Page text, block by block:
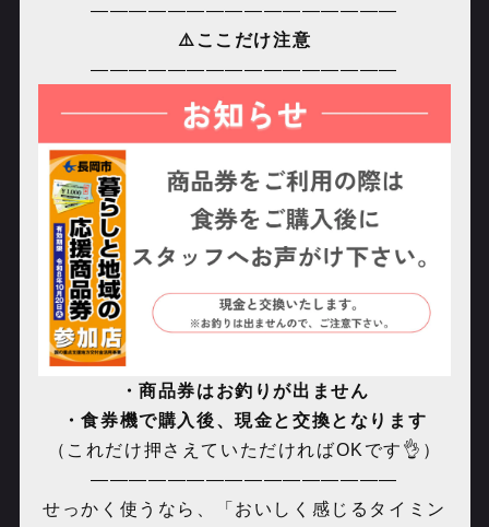
――――――――――――――――
⚠️ ここだけ注意
――――――――――――――――
・商品券はお釣りが出ません
・食券機で購入後、現金と交換となります
（これだけ押さえていただければOKです 👌 ）
――――――――――――――――
せっかく使うなら、「おいしく感じるタイミン